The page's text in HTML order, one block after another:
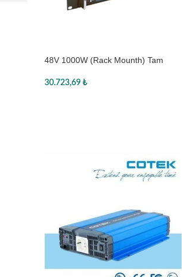
48V 1000W (Rack Mounth) Tam
30.723,69 ₺